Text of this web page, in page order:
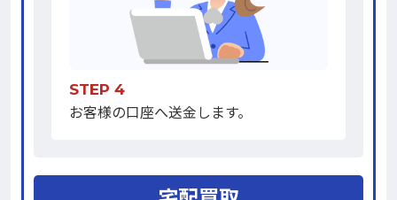
STEP 4
お客様の口座へ送金します。